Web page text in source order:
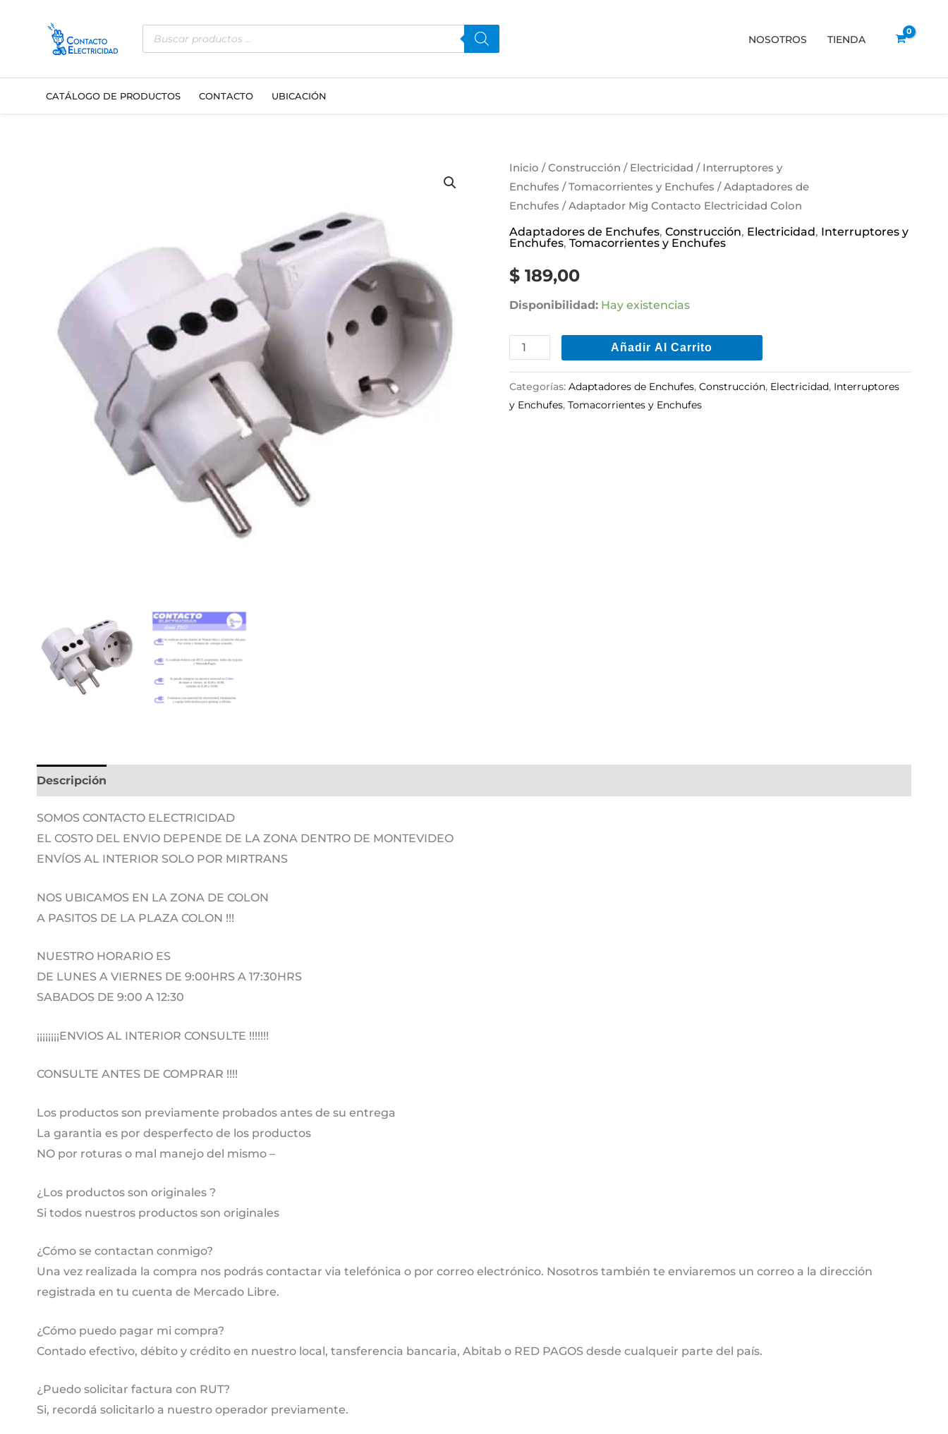
contenido
Búsqueda
de
productos
NOSOTROS TIENDA
CATÁLOGO DE PRODUCTOS CONTACTO UBICACIÓN
Inicio /Construcción / Electricidad / Interruptores y
Enchufes /Tomacorrientes y Enchufes /Adaptadores de
Enchufes / Adaptador Mig Contacto Electricidad Colon
Adaptadores de Enchufes, Construcción, Electricidad, Interruptores y
Enchufes, Tomacorrientes y Enchufes
$189,00
Disponibilidad: Hay existencias
Adaptador
Mig
Contacto
Electricidad
Colon
cantidad
Añadir Al Carrito
Categorías: Adaptadores de Enchufes, Construcción, Electricidad, Interruptores
y Enchufes, Tomacorrientes y Enchufes
Descripción
SOMOS CONTACTO ELECTRICIDAD
EL COSTO DEL ENVIO DEPENDE DE LA ZONA DENTRO DE MONTEVIDEO
ENVÍOS AL INTERIOR SOLO POR MIRTRANS
NOS UBICAMOS EN LA ZONA DE COLON
A PASITOS DE LA PLAZA COLON !!!
NUESTRO HORARIO ES
DE LUNES A VIERNES DE 9:00HRS A 17:30HRS
SABADOS DE 9:00 A 12:30
¡¡¡¡¡¡¡¡ENVIOS AL INTERIOR CONSULTE !!!!!!!
CONSULTE ANTES DE COMPRAR !!!!
Los productos son previamente probados antes de su entrega
La garantia es por desperfecto de los productos
NO por roturas o mal manejo del mismo –
¿Los productos son originales ?
Si todos nuestros productos son originales
¿Cómo se contactan conmigo?
Una vez realizada la compra nos podrás contactar via telefónica o por correo electrónico. Nosotros también te enviaremos un correo a la dirección
registrada en tu cuenta de Mercado Libre.
¿Cómo puedo pagar mi compra?
Contado efectivo, débito y crédito en nuestro local, tansferencia bancaria, Abitab o RED PAGOS desde cualqueir parte del país.
¿Puedo solicitar factura con RUT?
Si, recordá solicitarlo a nuestro operador previamente.